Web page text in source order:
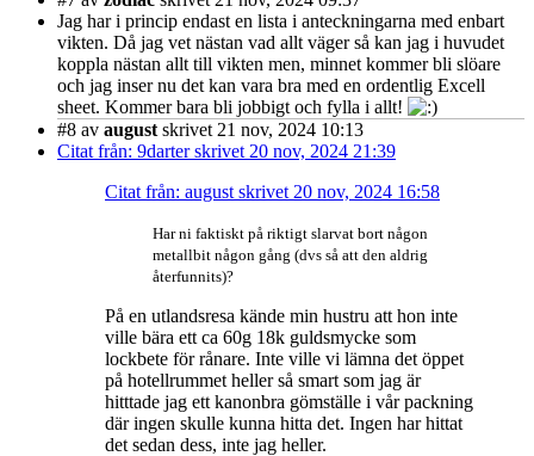
Jag har i princip endast en lista i anteckningarna med enbart
vikten. Då jag vet nästan vad allt väger så kan jag i huvudet
koppla nästan allt till vikten men, minnet kommer bli slöare
och jag inser nu det kan vara bra med en ordentlig Excell
sheet. Kommer bara bli jobbigt och fylla i allt!
#8 av august skrivet 21 nov, 2024 10:13
Citat från: 9darter skrivet 20 nov, 2024 21:39
Citat från: august skrivet 20 nov, 2024 16:58
Har ni faktiskt på riktigt slarvat bort någon
metallbit någon gång (dvs så att den aldrig
återfunnits)?
På en utlandsresa kände min hustru att hon inte
ville bära ett ca 60g 18k guldsmycke som
lockbete för rånare. Inte ville vi lämna det öppet
på hotellrummet heller så smart som jag är
hitttade jag ett kanonbra gömställe i vår packning
där ingen skulle kunna hitta det. Ingen har hittat
det sedan dess, inte jag heller.